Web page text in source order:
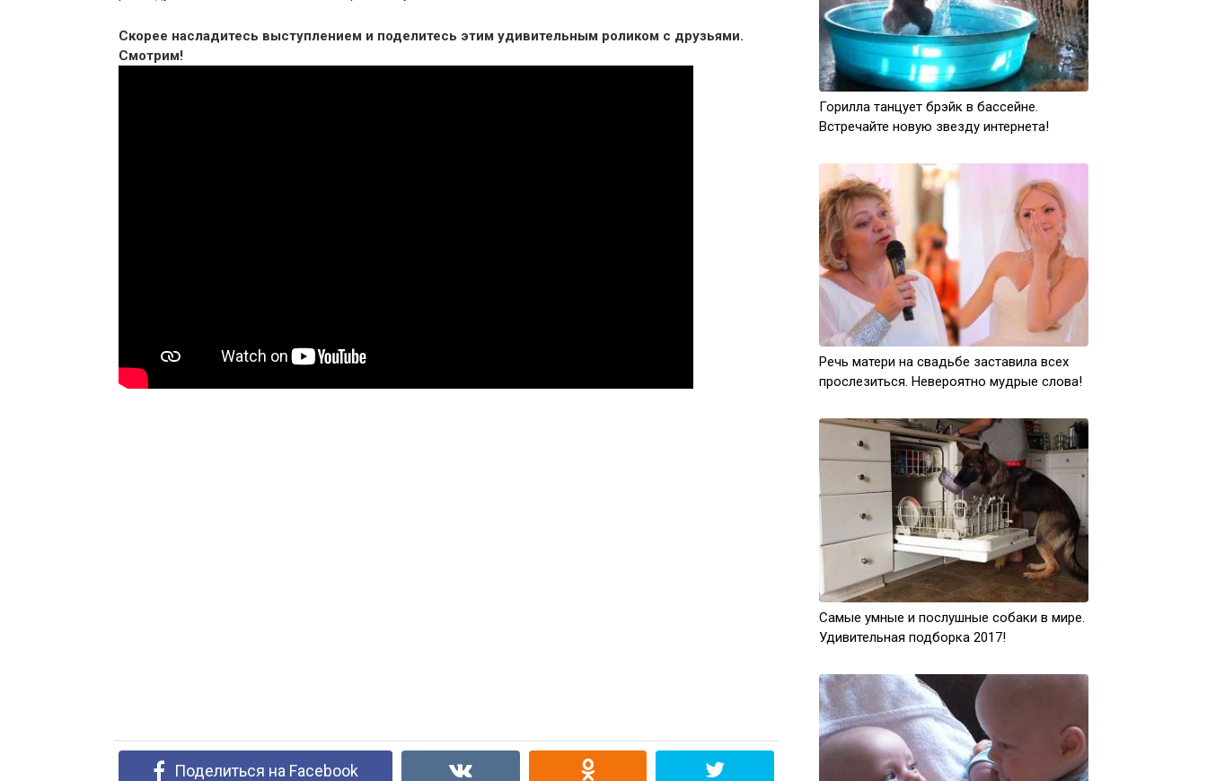
Скорее насладитесь выступлением и поделитесь этим удивительным роликом с друзьями.
Смотрим!
Поделиться на Facebook
Горилла танцует брэйк в бассейне.
Встречайте новую звезду интернета!
Речь матери на свадьбе заставила всех
прослезиться. Невероятно мудрые слова!
Самые умные и послушные собаки в мире.
Удивительная подборка 2017!